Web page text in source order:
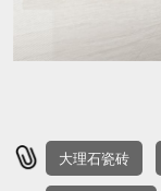
大理石瓷砖